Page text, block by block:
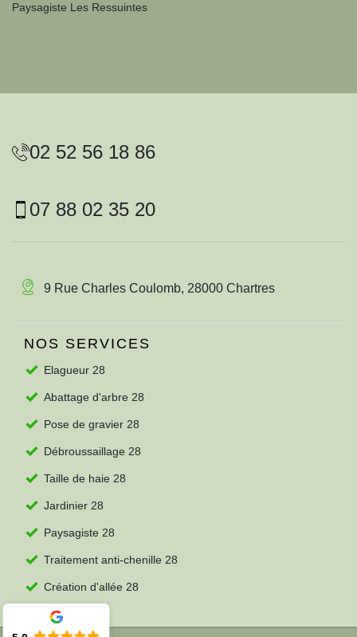
Paysagiste Les Ressuintes
02 52 56 18 86
07 88 02 35 20
9 Rue Charles Coulomb, 28000 Chartres
NOS SERVICES
Elagueur 28
Abattage d'arbre 28
Pose de gravier 28
Débroussaillage 28
Taille de haie 28
Jardinier 28
Paysagiste 28
Traitement anti-chenille 28
Création d'allée 28